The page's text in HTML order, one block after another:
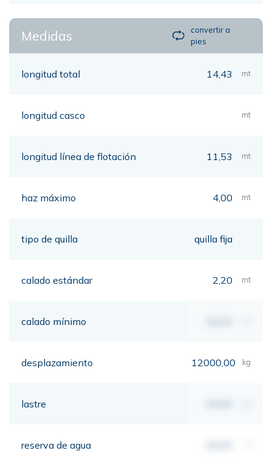
Medidas
convertir a
pies
longitud total 14,43 mt
longitud casco mt
longitud línea de flotación 11,53 mt
haz máximo 4,00 mt
tipo de quilla quilla fija
calado estándar 2,20 mt
calado mínimo
desplazamiento 12000,00 kg
lastre
reserva de agua